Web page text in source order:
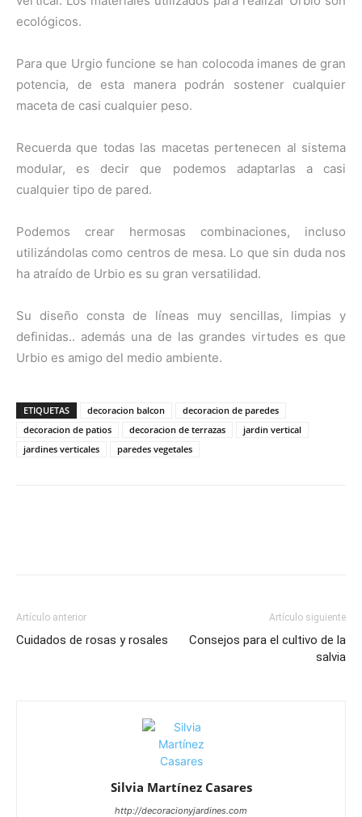
ecológicos.
Para que Urgio funcione se han colocoda imanes de gran
potencia, de esta manera podrán sostener cualquier
maceta de casi cualquier peso.
Recuerda que todas las macetas pertenecen al sistema
modular, es decir que podemos adaptarlas a casi
cualquier tipo de pared.
Podemos crear hermosas combinaciones, incluso
utilizándolas como centros de mesa. Lo que sin duda nos
ha atraído de Urbio es su gran versatilidad.
Su diseño consta de líneas muy sencillas, limpias y
definidas.. además una de las grandes virtudes es que
Urbio es amigo del medio ambiente.
ETIQUETAS decoracion balcon
decoracion de paredes
decoracion de patios
decoracion de terrazas
jardin vertical
jardines verticales
paredes vegetales
Artículo anterior
Cuidados de rosas y rosales
Artículo siguiente
Consejos para el cultivo de la
salvia
Silvia Martínez Casares
http://decoracionyjardines.com